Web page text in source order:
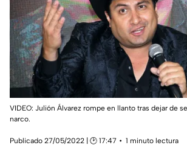
VIDEO: Julión Álvarez rompe en llanto tras dejar de
narco.
Publicado 27/05/2022 | 🕑 17:47
1 minuto lectura